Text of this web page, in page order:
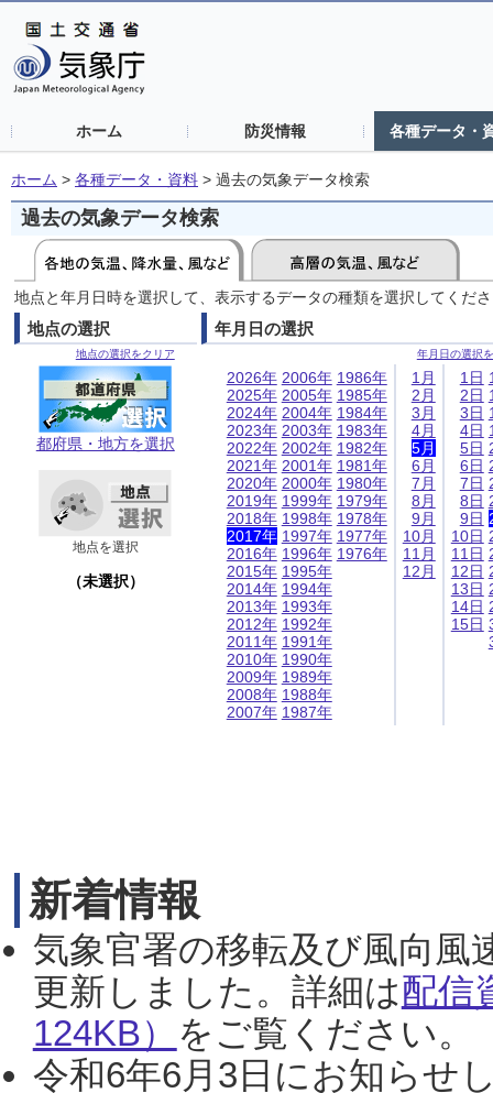
ホーム 防災情報 各種データ・
ホーム > 各種データ・資料 > 過去の気象データ検索
過去の気象データ検索
地点と年月日時を選択して、表示するデータの種類を選択してくだ
地点の選択
地点の選択をクリア
都府県・地方を選択
地点を選択
（未選択）
年月日の選択
年月日の選択
2026年
2025年
2024年
2023年
2022年
2021年
2020年
2019年
2018年
2017年
2016年
2015年
2014年
2013年
2012年
2011年
2010年
2009年
2008年
2007年
2006年
2005年
2004年
2003年
2002年
2001年
2000年
1999年
1998年
1997年
1996年
1995年
1994年
1993年
1992年
1991年
1990年
1989年
1988年
1987年
1986年
1985年
1984年
1983年
1982年
1981年
1980年
1979年
1978年
1977年
1976年
1月
2月
3月
4月
5月
6月
7月
8月
9月
10月
11月
12月
1日
2日
3日
4日
5日
6日
7日
8日
9日
10日
11日
12日
13日
14日
15日
新着情報
気象官署の移転及び風向風
更新しました。詳細は配信
124KB） をご覧ください。
令和6年6月3日にお知らせ